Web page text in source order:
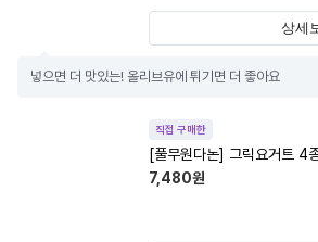
상세
넣으면 더 맛있는! 올리브유에 튀기면 더 좋아요
직접 구매한
[풀무원다논] 그릭요거트
7,480원